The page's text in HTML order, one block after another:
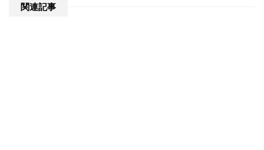
関連記事